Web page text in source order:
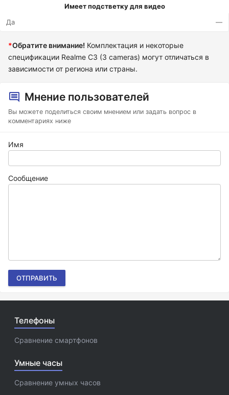
Имеет подстветку для видео
Да
—
*Обратите внимание! Комплектация и некоторые
спецификации Realme C3 (3 cameras) могут отличаться в
зависимости от региона или страны.
Мнение пользователей
Вы можете поделиться своим мнением или задать вопрос в
комментариях ниже
Имя
Сообщение
ОТПРАВИТЬ
Телефоны
Сравнение смартфонов
Умные часы
Сравнение умных часов